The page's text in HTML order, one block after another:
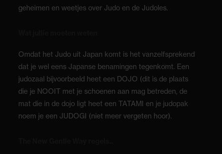
geheimen en weetjes over Judo en de Judoles.
Omdat het Judo uit Japan komt is het vanzelfsprekend
dat je wel eens Japanse benamingen tegenkomt. Een
judozaal bijvoorbeeld heet een DOJO (dit is de plaats
die je NOOIT met je schoenen aan mag betreden, de
mat die in de dojo ligt heet een TATAMI en je judopak
noem je een JUDOGI (niet meer vergeten hoor).